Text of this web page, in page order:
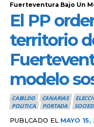
Fuerteventura Bajo Un
El PP
territorio
modelo
CABILDO CANARIAS
POLITICA
PORTADA
PUBLCADO EL MAYO